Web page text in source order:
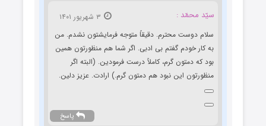
سیّد محمّد :
سلام دوست محترم. دقیقاً متوجه فرمایشتون نشدم. من
به کار خودم گفتم بی ادبی. اگر شما هم منظورتون همین
بود که دمتون گرم، کاملاً درست فرمودین. (البته اگر
منظورتون این نبود هم دمتون گرم.) ارادت. عزیز دلین.
پاسخ